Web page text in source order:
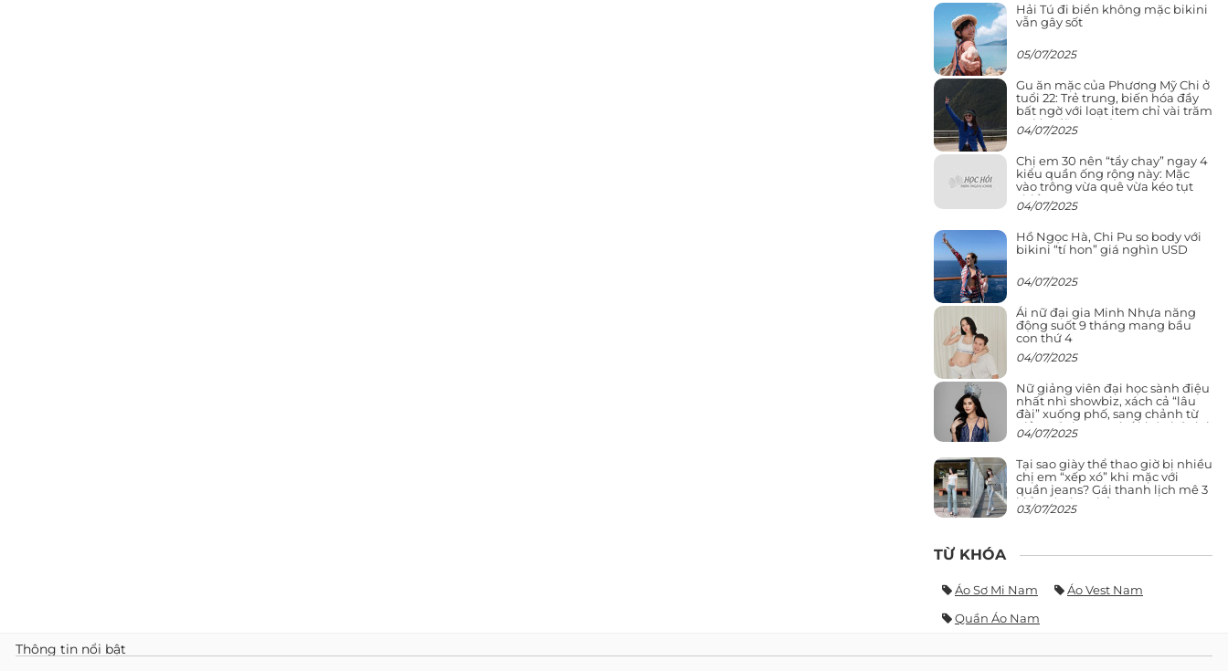
Hải Tú đi biển không mặc bikini
vẫn gây sốt
05/07/2025
Gu ăn mặc của Phương Mỹ Chi ở
tuổi 22: Trẻ trung, biến hóa đầy
bất ngờ với loạt item chỉ vài trăm
nghìn đã mua được
04/07/2025
Chị em 30 nên “tẩy chay” ngay 4
kiểu quần ống rộng này: Mặc
vào trông vừa quê vừa kéo tụt
chiều cao
04/07/2025
Hồ Ngọc Hà, Chi Pu so body với
bikini “tí hon” giá nghìn USD
04/07/2025
Ái nữ đại gia Minh Nhựa năng
động suốt 9 tháng mang bầu
con thứ 4
04/07/2025
Nữ giảng viên đại học sành điệu
nhất nhì showbiz, xách cả “lâu
đài” xuống phố, sang chảnh từ
giảng đường ra phố khó ai đọ lại
04/07/2025
Tại sao giày thể thao giờ bị nhiều
chị em “xếp xó” khi mặc với
quần jeans? Gái thanh lịch mê 3
kiểu này hơn hẳn
03/07/2025
TỪ KHÓA
Áo Sơ Mi Nam
Áo Vest Nam
Quần Áo Nam
Thông tin nổi bật